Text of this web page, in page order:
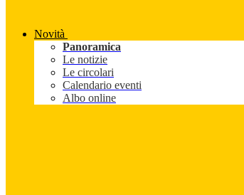
Novità
Panoramica
Le notizie
Le circolari
Calendario eventi
Albo online